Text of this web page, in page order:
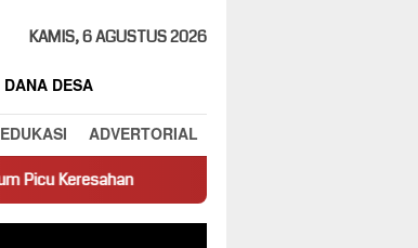
KAMIS, 6 AGUSTUS 2026
DANA DESA
EDUKASI ADVERTORIAL
Truk Miring Hambat Arus Lalu Lintas di Jalan